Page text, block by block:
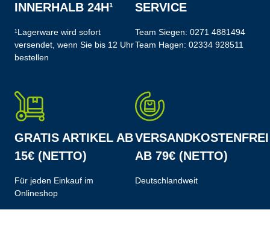
INNERHALB 24H¹
¹Lagerware wird sofort
versendet, wenn Sie bis 12 Uhr
bestellen
SERVICE
Team Siegen: 0271 4881494
Team Hagen: 02334 928511
GRATIS ARTIKEL AB
15€ (NETTO)
Für jeden Einkauf im
Onlineshop
VERSANDKOSTENFREI
AB 79€ (NETTO)
Deutschlandweit